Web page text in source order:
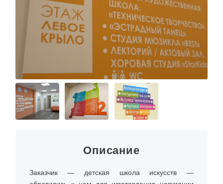
Описание
Заказчик — детская школа искусств —